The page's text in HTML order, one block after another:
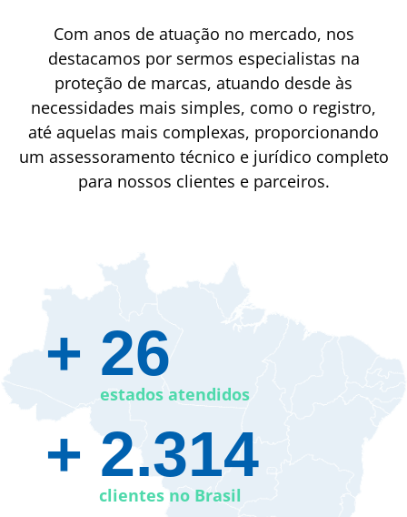
Com anos de atuação no mercado, nos
destacamos por sermos especialistas na
proteção de marcas, atuando desde às
necessidades mais simples, como o registro,
até aquelas mais complexas, proporcionando
um assessoramento técnico e jurídico completo
para nossos clientes e parceiros.
+ 26​
estados atendidos
+ 2.314
clientes no Brasil